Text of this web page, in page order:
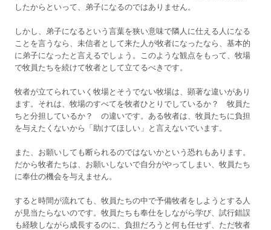
したからといって、弟子になるのではありません。
しかし、弟子になるという言葉を狭い意味で隣人に仕える人になる
ことを言うなら、未信者として来た人が牧者になったなら、基本的
に弟子になったと言えるでしょう。このような観点をもって、牧場
で牧員たちを続けて牧者として立てるべきです。
牧者が立てられていく牧場とそうでない牧場は、顕著な違いがあり
ます。それは、牧場のすべてを牧者ひとりでしているか？ 牧員た
ちと分担しているか？ の違いです。ある牧者は、牧員たちに負担
を与えたくないから「助けてほしい」と言えないでいます。
また、お願いしても断られるのではないかという恐れもあります。
だから牧者たちは、お願いしないで自分がやってしまい、牧員たち
に奉仕の機会を与えません。
すると時間が流れても、牧員たちの中で予備牧者をしようとする人
が見当たらないのです。牧員たちも奉仕をしながら学び、試行錯誤
も経験しながら成長するのに、負担だろうと何も任せず、ただ牧者